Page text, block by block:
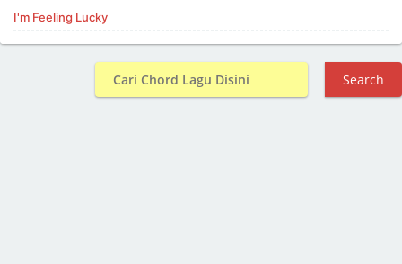
I'm Feeling Lucky
Search